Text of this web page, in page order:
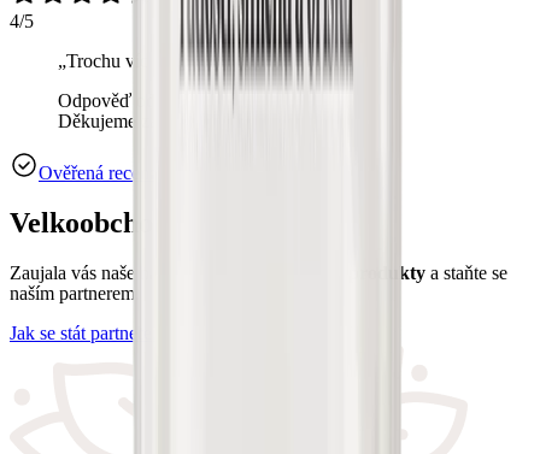
4/5
„Trochu víc slané, ale super.“
Odpověď od OchutnejOřech.cz:
Děkujeme za zpětnou vazbu🥰😊
Ověřená recenze
Velkoobchod
Zaujala vás naše nabídka? Prodávejte naše produkty a staňte se
naším partnerem.
Jak se stát partnerem?